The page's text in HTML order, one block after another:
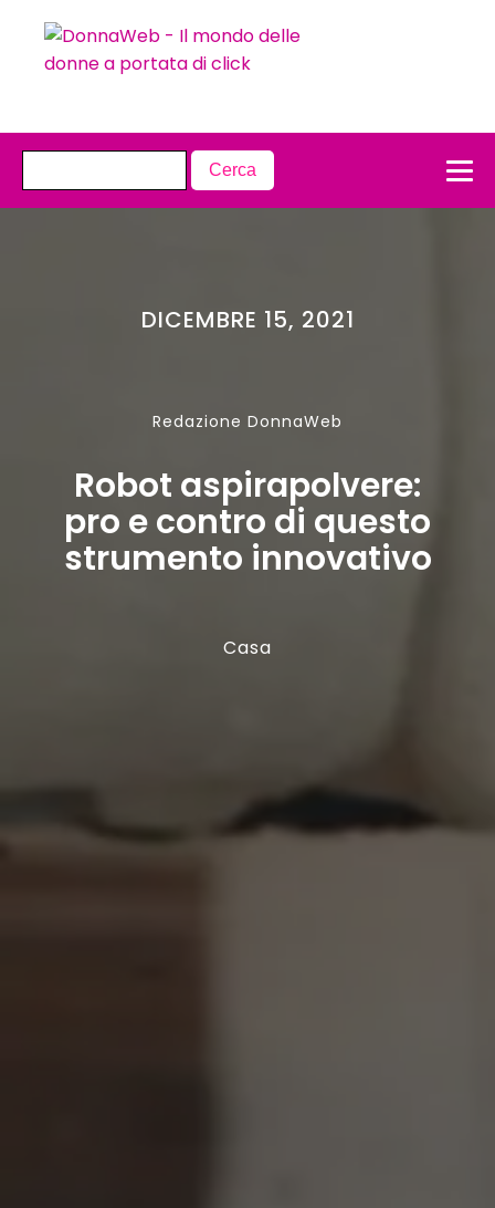
DICEMBRE 15, 2021
Redazione DonnaWeb
Robot aspirapolvere:
pro e contro di questo
strumento innovativo
Casa